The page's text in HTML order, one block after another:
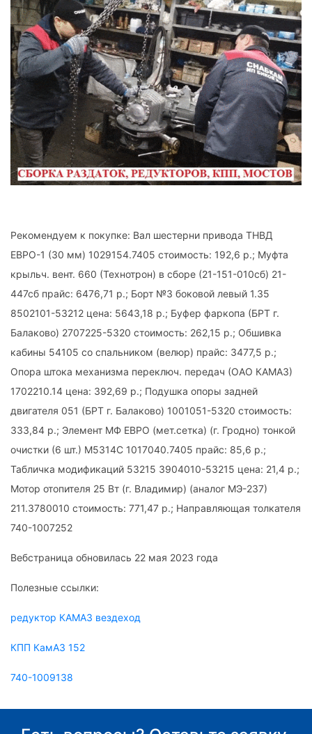
Рекомендуем к покупке: Вал шестерни привода ТНВД
ЕВРО-1 (30 мм) 1029154.7405 стоимость: 192,6 р.; Муфта
крыльч. вент. 660 (Технотрон) в сборе (21-151-010сб) 21-
447сб прайс: 6476,71 р.; Борт №3 боковой левый 1.35
8502101-53212 цена: 5643,18 р.; Буфер фаркопа (БРТ г.
Балаково) 2707225-5320 стоимость: 262,15 р.; Обшивка
кабины 54105 со спальником (велюр) прайс: 3477,5 р.;
Опора штока механизма переключ. передач (ОАО КАМАЗ)
1702210.14 цена: 392,69 р.; Подушка опоры задней
двигателя 051 (БРТ г. Балаково) 1001051-5320 стоимость:
333,84 р.; Элемент МФ ЕВРО (мет.сетка) (г. Гродно) тонкой
очистки (6 шт.) М5314С 1017040.7405 прайс: 85,6 р.;
Табличка модификаций 53215 3904010-53215 цена: 21,4 р.;
Мотор отопителя 25 Вт (г. Владимир) (аналог МЭ-237)
211.3780010 стоимость: 771,47 р.; Направляющая толкателя
740-1007252
Вебстраница обновилась 22 мая 2023 года
Полезные ссылки:
редуктор КАМАЗ вездеход
КПП КамАЗ 152
740-1009138